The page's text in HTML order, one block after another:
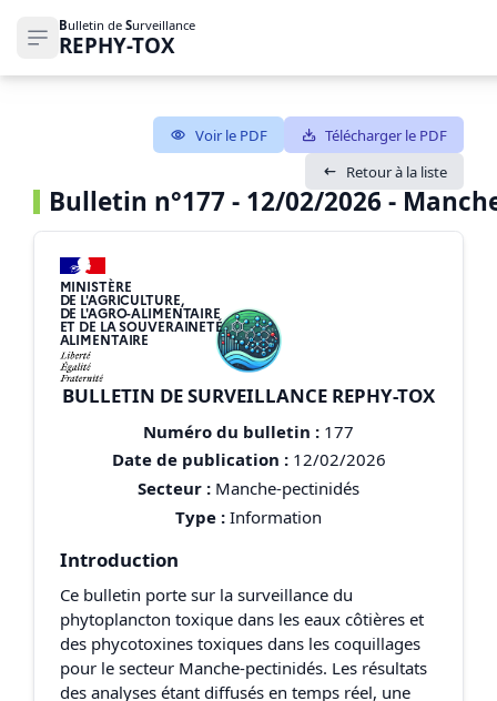
Ouvrir le menu de navigation
Bulletin de Surveillance
REPHY-TOX
Bulletin n°177 - 12/02/2026 -
Voir le PDF
Télécharger le PDF
Retour à la liste
MINISTÈRE
DE L'AGRICULTURE,
DE L'AGRO-ALIMENTAIRE
ET DE LA SOUVERAINETÉ
ALIMENTAIRE
BULLETIN DE SURVEILLANCE REPHY-TOX
Numéro du bulletin : 177
Date de publication :12/02/2026
Secteur : Manche-pectinidés
Type : Information
Introduction
Ce bulletin porte sur la surveillance du
phytoplancton toxique dans les eaux côtières et
des phycotoxines toxiques dans les coquillages
pour le secteur Manche-pectinidés. Les résultats
des analyses étant diffusés en temps réel, une